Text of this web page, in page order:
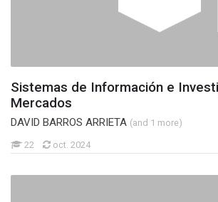
Sistemas de Información e
Mercados
DAVID BARROS ARRIETA (and 1 more)
22 oct. 2024